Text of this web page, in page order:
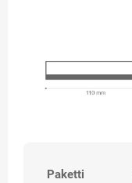
Paketti